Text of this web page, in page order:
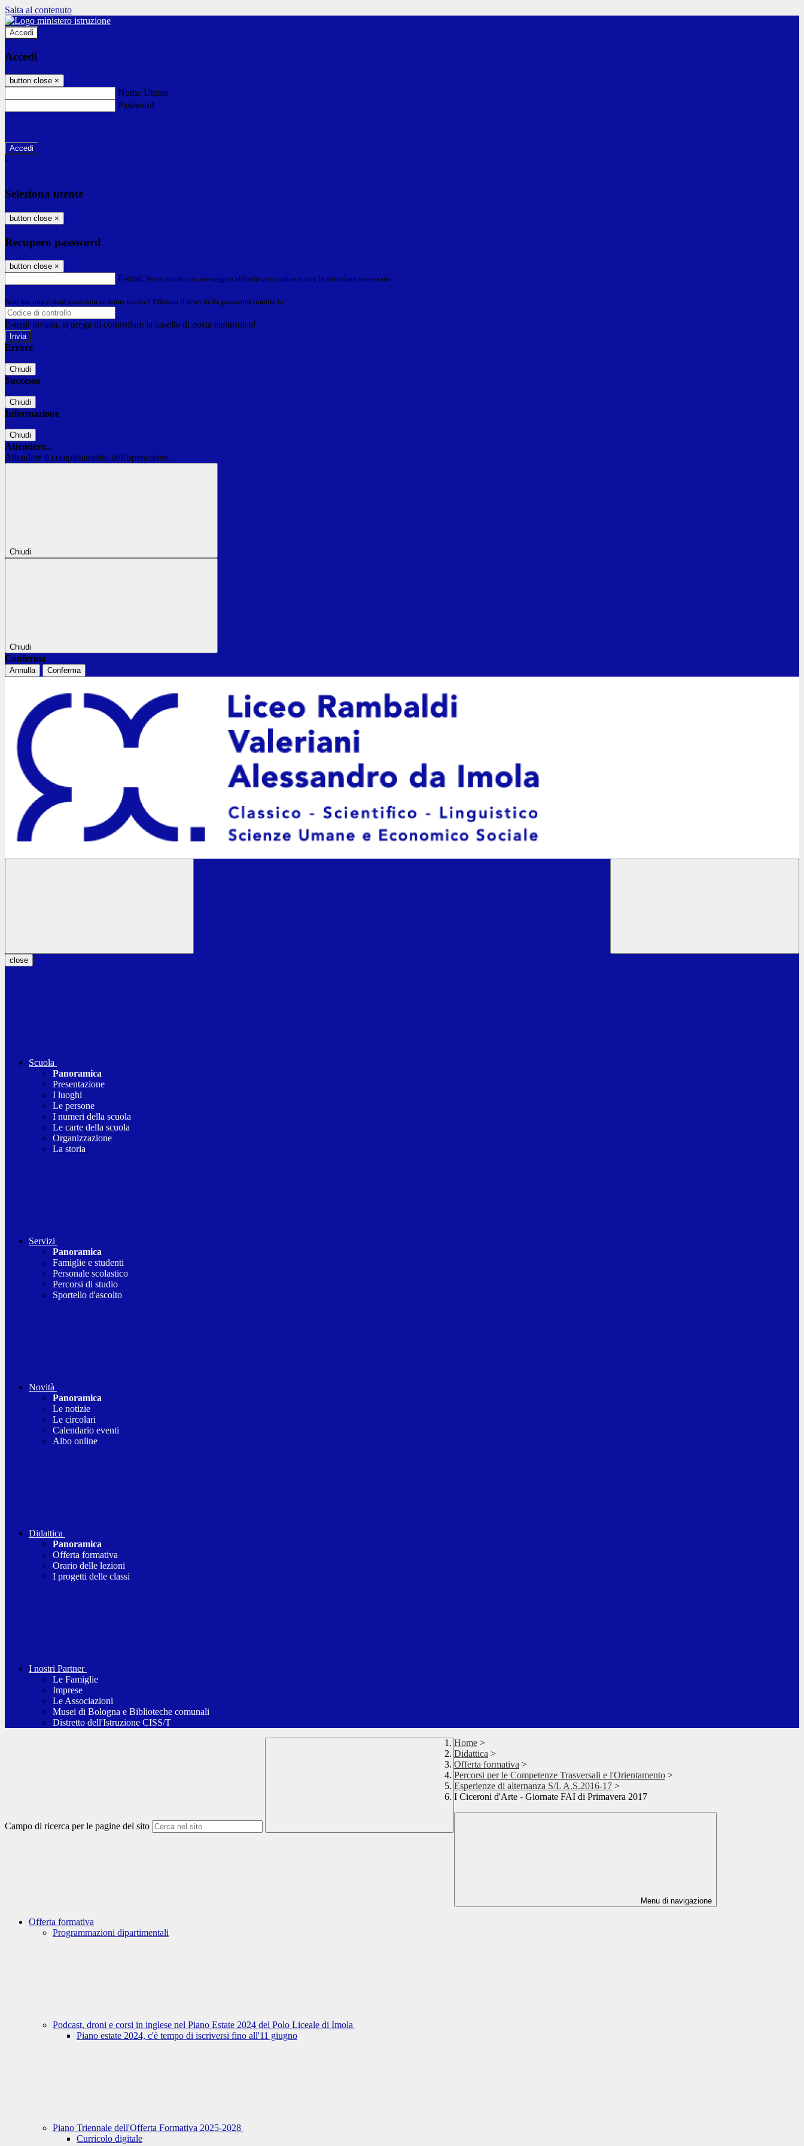
Salta al contenuto
Accedi
Accedi
button close ×
Nome Utente
Password
-
Seleziona utente
button close ×
Recupero password
button close ×
E-mail Verrà inviato un messaggio all'indirizzo indicato con le istruzioni necessarie.
Non hai una e-mail associata al nome utente? Effettua il reset della password tramite la
E-mail inviata, si prega di controllare la casella di posta elettronica!
Errore
Chiudi
Successo
Chiudi
Informazione
Chiudi
Attendere...
Attendere il completamento dell'operazione...
Chiudi
Chiudi
Conferma
Annulla Conferma
close
Scuola
Panoramica
Presentazione
I luoghi
Le persone
I numeri della scuola
Le carte della scuola
Organizzazione
La storia
Servizi
Panoramica
Famiglie e studenti
Personale scolastico
Percorsi di studio
Sportello d'ascolto
Novità
Panoramica
Le notizie
Le circolari
Calendario eventi
Albo online
Didattica
Panoramica
Offerta formativa
Orario delle lezioni
I progetti delle classi
I nostri Partner
Le Famiglie
Imprese
Le Associazioni
Musei di Bologna e Biblioteche comunali
Distretto dell'Istruzione CISS/T
Campo di ricerca per le pagine del sito
Home >
Didattica >
Offerta formativa >
Percorsi per le Competenze Trasversali e l'Orientamento >
Esperienze di alternanza S/L A.S.2016-17 >
I Ciceroni d'Arte - Giornate FAI di Primavera 2017
Menu di navigazione
Offerta formativa
Programmazioni dipartimentali
Podcast, droni e corsi in inglese nel Piano Estate 2024 del Polo Liceale di Imola
Piano estate 2024, c'è tempo di iscriversi fino all'11 giugno
Piano Triennale dell'Offerta Formativa 2025-2028
Curricolo digitale